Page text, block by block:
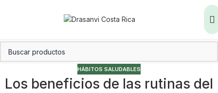
HÁBITOS SALUDABLES
Los beneficios de las rutinas del